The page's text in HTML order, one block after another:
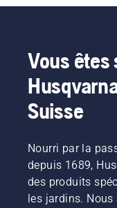
Vous êtes
Suisse
Nourri par la
depuis 1689,
des produits
les jardins.